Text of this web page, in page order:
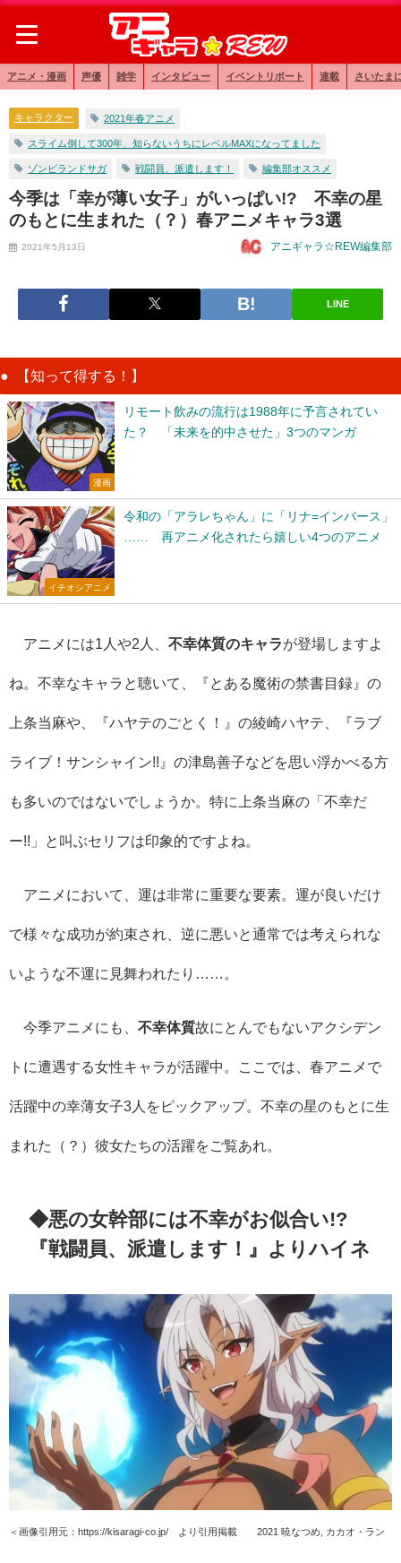
アニメ・漫画 声優 雑学 インタビュー イベントリポート 連載 さいたま
キャラクター 2021年春アニメ
スライム倒して300年、知らないうちにレベルMAXになってました
ゾンビランドサガ 戦闘員、派遣します！ 編集部オススメ
今季は「幸が薄い女子」がいっぱい!? 不幸の星
のもとに生まれた（？）春アニメキャラ3選
2021年5月13日 アニギャラ☆REW編集部
LINE
【知って得する！】
漫画
リモート飲みの流行は1988年に予言されてい
た？ 「未来を的中させた」3つのマンガ
イチオシアニメ
令和の「アラレちゃん」に「リナ=インバース」
…… 再アニメ化されたら嬉しい4つのアニメ
アニメには1人や2人、 不幸体質のキャラが登場しますよ
ね。不幸なキャラと聴いて、『とある魔術の禁書目録』の
上条当麻や、『ハヤテのごとく！』の綾崎ハヤテ、『ラブ
ライブ！サンシャイン!!』の津島善子などを思い浮かべる方
も多いのではないでしょうか。特に上条当麻の「不幸だ
ー!!」と叫ぶセリフは印象的ですよね。
アニメにおいて、運は非常に重要な要素。運が良いだけ
で様々な成功が約束され、逆に悪いと通常では考えられな
いような不運に見舞われたり……。
今季アニメにも、 不幸体質故にとんでもないアクシデン
トに遭遇する女性キャラが活躍中。ここでは、春アニメで
活躍中の幸薄女子3人をピックアップ。不幸の星のもとに生
まれた（？）彼女たちの活躍をご覧あれ。
◆悪の女幹部には不幸がお似合い!?
『戦闘員、派遣します！』よりハイネ
＜画像引用元：https://kisaragi-co.jp/ より引用掲載 ©2021 暁なつめ, カカオ・ラン